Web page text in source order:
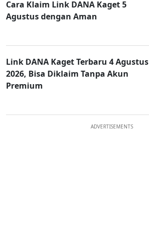
Cara Klaim Link DANA Kaget 5
Agustus dengan Aman
Link DANA Kaget Terbaru 4 Agustus
2026, Bisa Diklaim Tanpa Akun
Premium
ADVERTISEMENTS